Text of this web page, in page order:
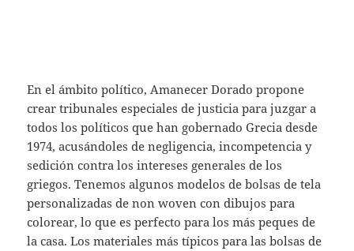
En el ámbito político, Amanecer Dorado propone
crear tribunales especiales de justicia para juzgar a
todos los políticos que han gobernado Grecia desde
1974, acusándoles de negligencia, incompetencia y
sedición contra los intereses generales de los
griegos. Tenemos algunos modelos de bolsas de tela
personalizadas de non woven con dibujos para
colorear, lo que es perfecto para los más peques de
la casa. Los materiales más típicos para las bolsas de